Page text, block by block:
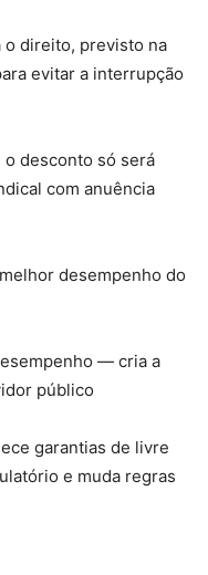
direito, previsto na
evitar a interrupção
desconto só será
com anuência
desempenho do
— cria a
público
garantias de livre
e muda regras